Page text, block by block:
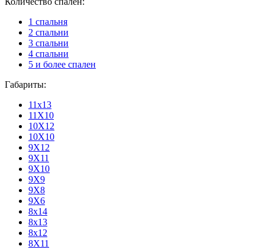
1 спальня
2 спальни
3 спальни
4 спальни
5 и более спален
Габариты:
11x13
11X10
10X12
10X10
9X12
9X11
9X10
9X9
9X8
9X6
8x14
8x13
8x12
8X11